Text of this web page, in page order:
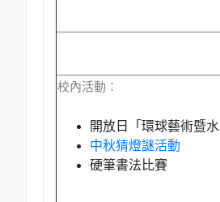
校內活動：
開放日「環球藝術暨水
中秋猜燈謎活動
硬筆書法比賽